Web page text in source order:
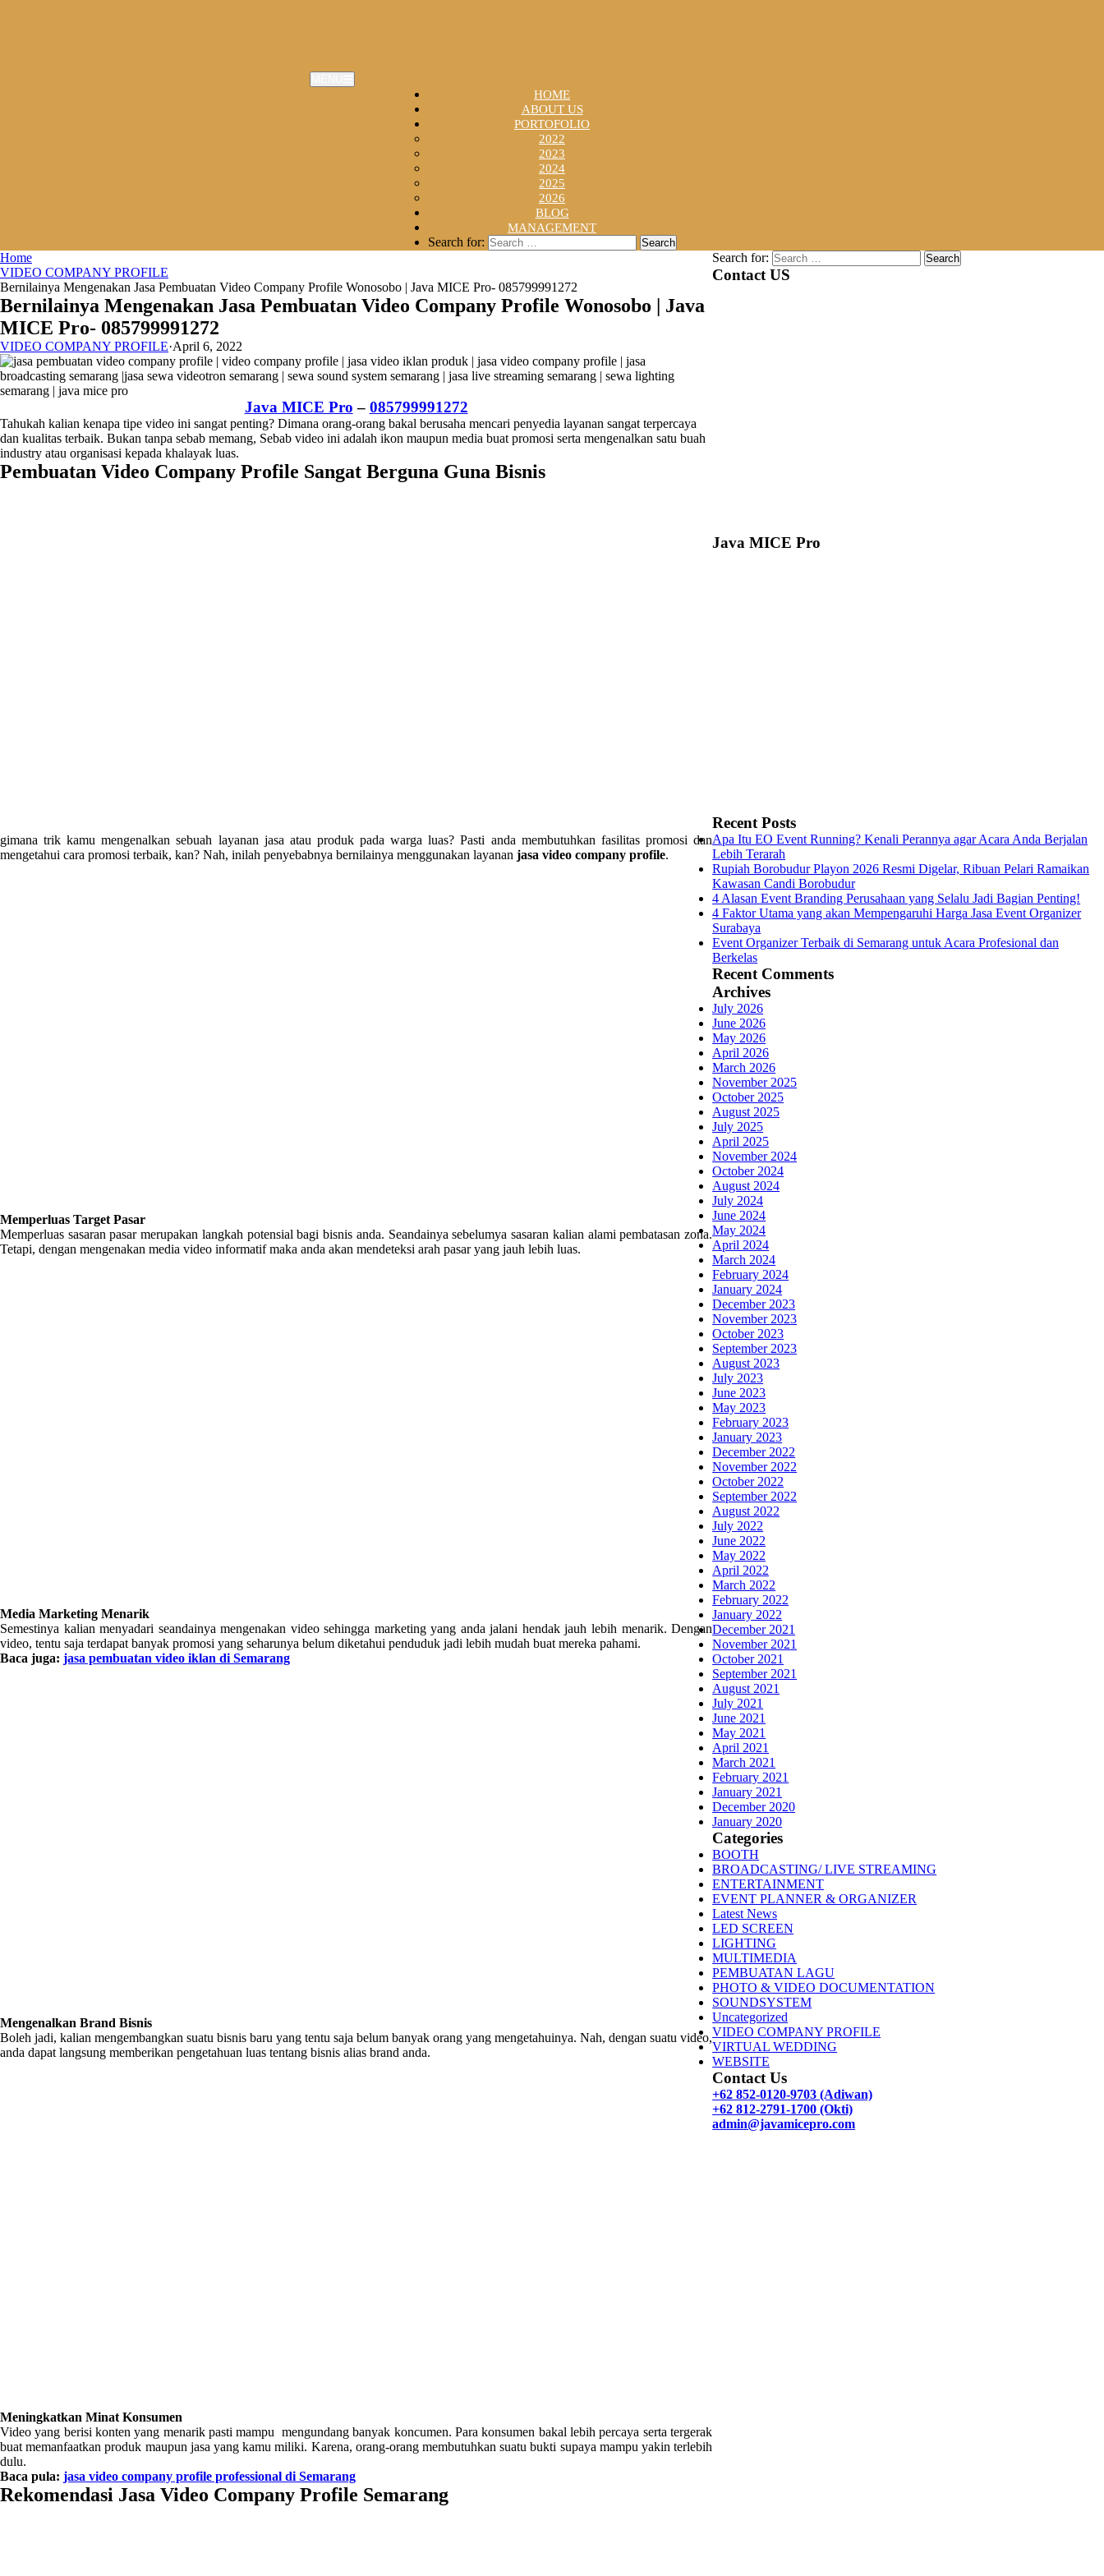
HOME
ABOUT US
PORTOFOLIO
2022
2023
2024
2025
2026
BLOG
MANAGEMENT
Search for:
Home
VIDEO COMPANY PROFILE
Bernilainya Mengenakan Jasa Pembuatan Video Company Profile Wonosobo | Java MICE Pro- 085799991272
Bernilainya Mengenakan Jasa Pembuatan Video Company Profile Wonosobo | Java
MICE Pro- 085799991272
VIDEO COMPANY PROFILE·April 6, 2022
Java MICE Pro – 085799991272
Tahukah kalian kenapa tipe video ini sangat penting? Dimana orang-orang bakal berusaha mencari penyedia layanan sangat terpercaya
dan kualitas terbaik. Bukan tanpa sebab memang, Sebab video ini adalah ikon maupun media buat promosi serta mengenalkan satu buah
industry atau organisasi kepada khalayak luas.
Pembuatan Video Company Profile Sangat Berguna Guna Bisnis
gimana trik kamu mengenalkan sebuah layanan jasa atau produk pada warga luas? Pasti anda membutuhkan fasilitas promosi dan
mengetahui cara promosi terbaik, kan? Nah, inilah penyebabnya bernilainya menggunakan layanan jasa video company profile.
Memperluas Target Pasar
Memperluas sasaran pasar merupakan langkah potensial bagi bisnis anda. Seandainya sebelumya sasaran kalian alami pembatasan zona.
Tetapi, dengan mengenakan media video informatif maka anda akan mendeteksi arah pasar yang jauh lebih luas.
Media Marketing Menarik
Semestinya kalian menyadari seandainya mengenakan video sehingga marketing yang anda jalani hendak jauh lebih menarik. Dengan
video, tentu saja terdapat banyak promosi yang seharunya belum diketahui penduduk jadi lebih mudah buat mereka pahami.
Baca juga: jasa pembuatan video iklan di Semarang
Mengenalkan Brand Bisnis
Boleh jadi, kalian mengembangkan suatu bisnis baru yang tentu saja belum banyak orang yang mengetahuinya. Nah, dengan suatu video,
anda dapat langsung memberikan pengetahuan luas tentang bisnis alias brand anda.
Meningkatkan Minat Konsumen
Video yang berisi konten yang menarik pasti mampu mengundang banyak koncumen. Para konsumen bakal lebih percaya serta tergerak
buat memanfaatkan produk maupun jasa yang kamu miliki. Karena, orang-orang membutuhkan suatu bukti supaya mampu yakin terlebih
dulu.
Baca pula: jasa video company profile professional di Semarang
Rekomendasi Jasa Video Company Profile Semarang
Search for:
Contact US
Java MICE Pro
Recent Posts
Apa Itu EO Event Running? Kenali Perannya agar Acara Anda Berjalan
Lebih Terarah
Rupiah Borobudur Playon 2026 Resmi Digelar, Ribuan Pelari Ramaikan
Kawasan Candi Borobudur
4 Alasan Event Branding Perusahaan yang Selalu Jadi Bagian Penting!
4 Faktor Utama yang akan Mempengaruhi Harga Jasa Event Organizer
Surabaya
Event Organizer Terbaik di Semarang untuk Acara Profesional dan
Berkelas
Recent Comments
Archives
July 2026
June 2026
May 2026
April 2026
March 2026
November 2025
October 2025
August 2025
July 2025
April 2025
November 2024
October 2024
August 2024
July 2024
June 2024
May 2024
April 2024
March 2024
February 2024
January 2024
December 2023
November 2023
October 2023
September 2023
August 2023
July 2023
June 2023
May 2023
February 2023
January 2023
December 2022
November 2022
October 2022
September 2022
August 2022
July 2022
June 2022
May 2022
April 2022
March 2022
February 2022
January 2022
December 2021
November 2021
October 2021
September 2021
August 2021
July 2021
June 2021
May 2021
April 2021
March 2021
February 2021
January 2021
December 2020
January 2020
Categories
BOOTH
BROADCASTING/ LIVE STREAMING
ENTERTAINMENT
EVENT PLANNER & ORGANIZER
Latest News
LED SCREEN
LIGHTING
MULTIMEDIA
PEMBUATAN LAGU
PHOTO & VIDEO DOCUMENTATION
SOUNDSYSTEM
Uncategorized
VIDEO COMPANY PROFILE
VIRTUAL WEDDING
WEBSITE
Contact Us
+62 852-0120-9703 (Adiwan)
+62 812-2791-1700 (Okti)
admin@javamicepro.com